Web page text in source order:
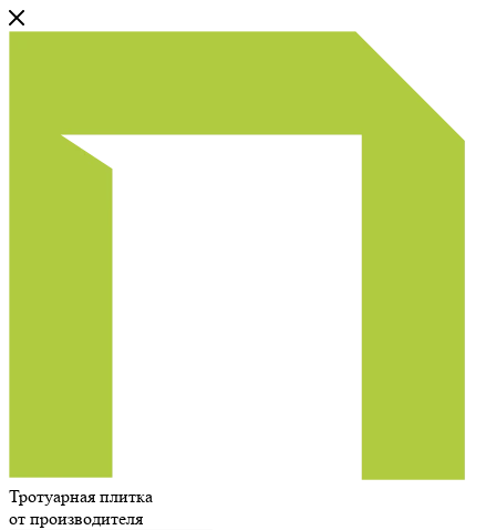
Тротуарная плитка
от производителя